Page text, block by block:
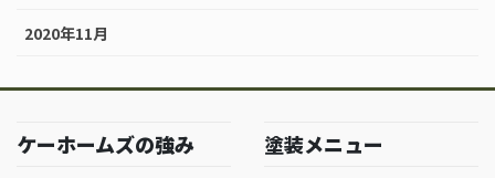
2020年11月
ケーホームズの強み 塗装メニュー